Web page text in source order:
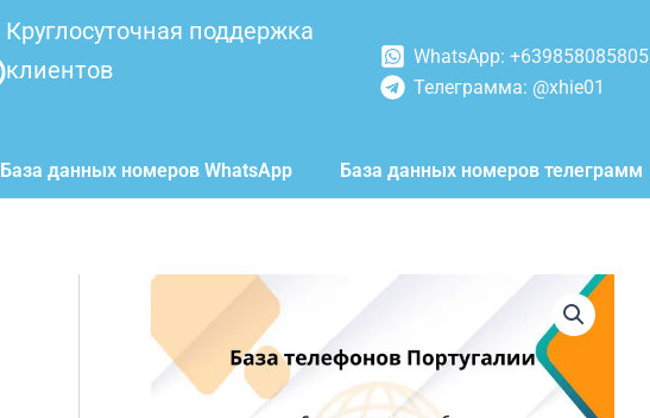
Круглосуточная поддержка
клиентов
WhatsApp: +639858085805
Телеграмма: @xhie01
База данных номеров WhatsApp База данных номеров телеграмм